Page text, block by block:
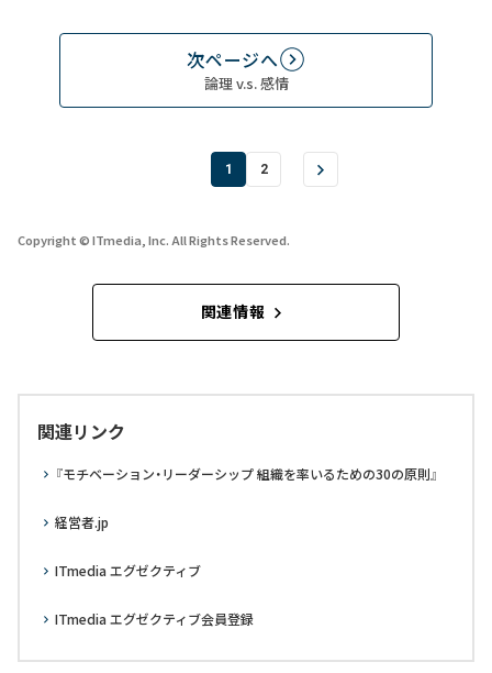
次ページへ
論理 v.s. 感情
1 2
Copyright © ITmedia, Inc. All Rights Reserved.
関連情報
関連リンク
『モチベーション・リーダーシップ 組織を率いるための30の原則』
経営者.jp
ITmedia エグゼクティブ
ITmedia エグゼクティブ会員登録